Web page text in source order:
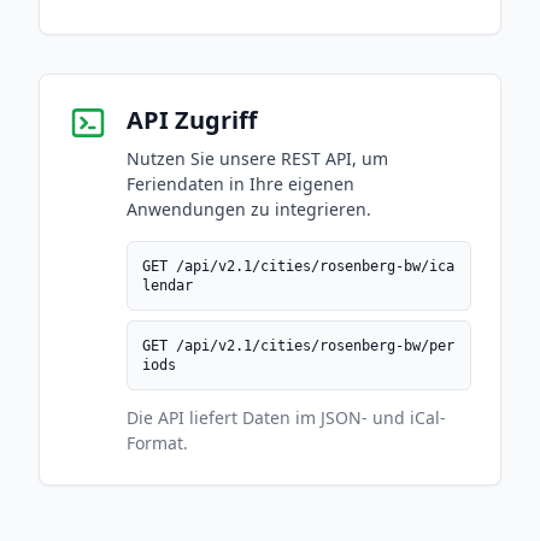
API Zugriff
Nutzen Sie unsere REST API, um
Feriendaten in Ihre eigenen
Anwendungen zu integrieren.
GET /api/v2.1/cities/rosenberg-bw/ica
lendar
GET /api/v2.1/cities/rosenberg-bw/per
iods
Die API liefert Daten im JSON- und iCal-
Format.